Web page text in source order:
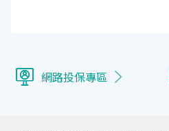
網路投保專區